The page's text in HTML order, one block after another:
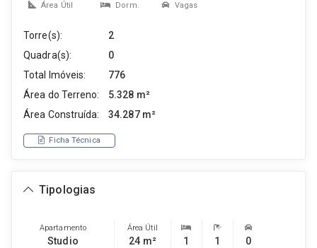
Área Útil Dorm. Vagas
Torre(s):
2
Quadra(s):
0
Total Imóveis:
776
Área do Terreno:
5.328 m²
Área Construída:
34.287 m²
Ficha Técnica
Tipologias
Apartamento
Studio
Área Útil
24 m² 1 1 0